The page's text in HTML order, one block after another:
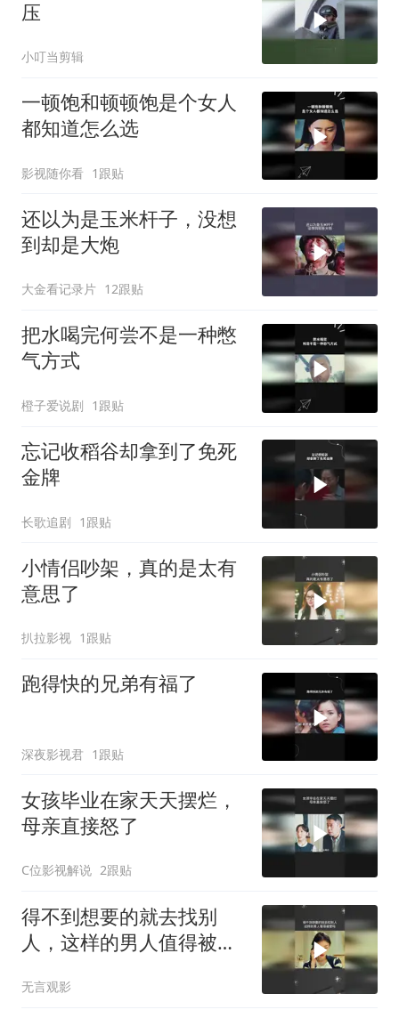
压
小叮当剪辑
一顿饱和顿顿饱是个女人
都知道怎么选
影视随你看 1跟贴
还以为是玉米杆子，没想
到却是大炮
大金看记录片 12跟贴
把水喝完何尝不是一种憋
气方式
橙子爱说剧 1跟贴
忘记收稻谷却拿到了免死
金牌
长歌追剧 1跟贴
小情侣吵架，真的是太有
意思了
扒拉影视 1跟贴
跑得快的兄弟有福了
深夜影视君 1跟贴
女孩毕业在家天天摆烂，
母亲直接怒了
C位影视解说 2跟贴
得不到想要的就去找别
人，这样的男人值得被爱
无言观影